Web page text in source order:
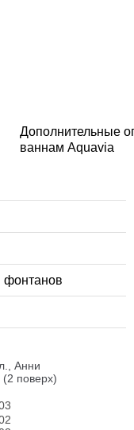
Дополнительные
ваннам Aquavia
фонтанов
Анни
поверх)